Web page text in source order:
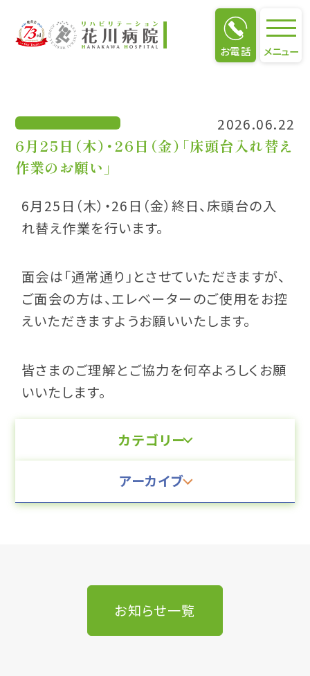
お電話 メニュー
お知らせ
カテゴリー
アーカイブ
2026.06.22
6月25日（木）・26日（金）「床頭台入れ替え
作業のお願い」
6月25日（木）・26日（金）終日、床頭台の入
れ替え作業を行います。
面会は「通常通り」とさせていただきますが、
ご面会の方は、エレベーターのご使用をお控
えいただきますようお願いいたします。
皆さまのご理解とご協力を何卒よろしくお願
いいたします。
お知らせ一覧